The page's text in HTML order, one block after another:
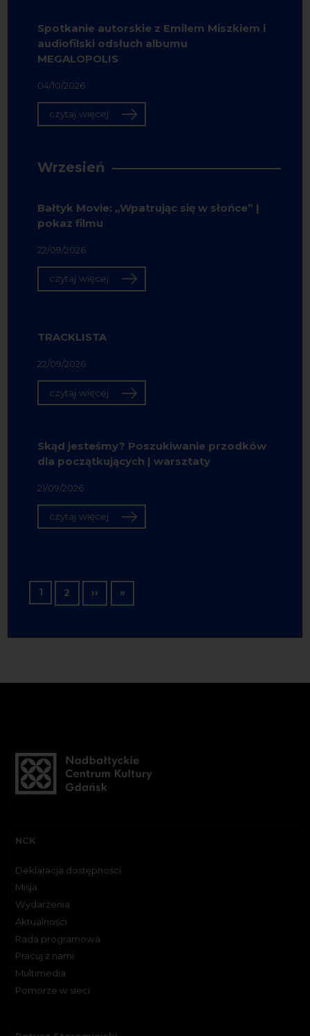
Spotkanie autorskie z Emilem Miszkiem i
audiofilski odsłuch albumu
MEGALOPOLIS
04/10/2026
czytaj więcej
Wrzesień
Bałtyk Movie: „Wpatrując się w słońce” |
pokaz filmu
22/09/2026
czytaj więcej
TRACKLISTA
22/09/2026
czytaj więcej
Skąd jesteśmy? Poszukiwanie przodków
dla początkujących | warsztaty
21/09/2026
czytaj więcej
Stronicowanie
1 2 ›› Następna strona
»Ostatnia strona
NCK
Deklaracja dostępności
Misja
Wydarzenia
Aktualności
Rada programowa
Pracuj z nami
Multimedia
Pomorze w sieci